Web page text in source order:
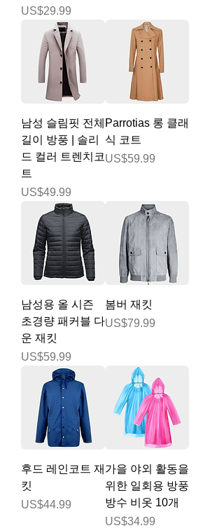
가격
US$29.99
남성 슬림핏 전체
길이 방풍 | 솔리
드 컬러 트렌치코
트
가격
US$49.99
Parrotias 롱 클래
식 코트
가격
US$59.99
남성용 올 시즌
초경량 패커블 다
운 재킷
가격
US$59.99
봄버 재킷
가격
US$79.99
후드 레인코트 재
킷
가격
US$44.99
가을 야외 활동을
위한 일회용 방풍
방수 비옷 10개
가격
US$34.99